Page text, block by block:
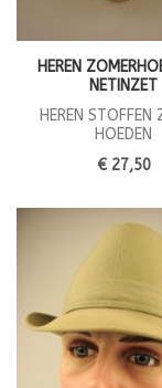
HEREN
NETINZET
HEREN STOFFEN
HOEDEN
€ 27,50